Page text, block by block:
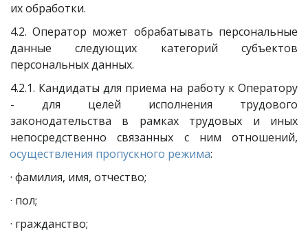
их обработки.
4.2. Оператор может обрабатывать персональные
данные следующих категорий субъектов
персональных данных.
4.2.1. Кандидаты для приема на работу к Оператору
- для целей исполнения трудового
законодательства в рамках трудовых и иных
непосредственно связанных с ним отношений,
осуществления пропускного режима:
· фамилия, имя, отчество;
· пол;
· гражданство;